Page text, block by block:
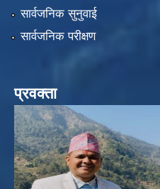
सार्वजनिक सुनुवाई
सार्वजनिक परीक्षण
प्रवक्ता